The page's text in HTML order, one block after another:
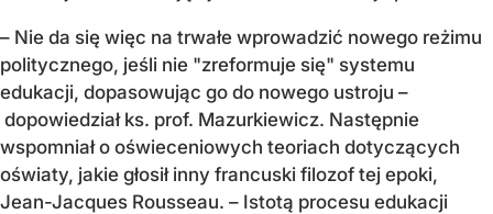
– Nie da się więc na trwałe wprowadzić nowego reżimu
politycznego, jeśli nie "zreformuje się" systemu
edukacji, dopasowując go do nowego ustroju –
dopowiedział ks. prof. Mazurkiewicz. Następnie
wspomniał o oświeceniowych teoriach dotyczących
oświaty, jakie głosił inny francuski filozof tej epoki,
Jean-Jacques Rousseau. – Istotą procesu edukacji